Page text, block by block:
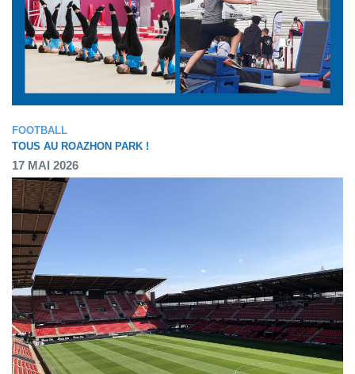
FOOTBALL
TOUS AU ROAZHON PARK !
17 MAI 2026